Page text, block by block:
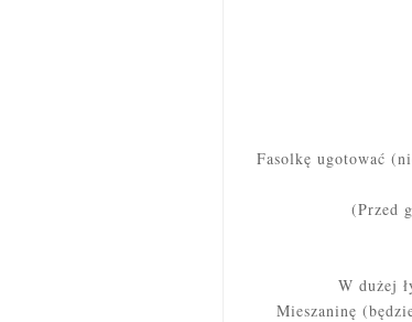
Fasolkę ugotować
(Przed
W dużej
Mieszaninę